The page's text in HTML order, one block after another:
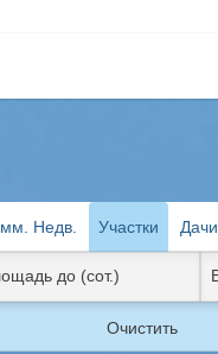
Недв. Участки Дачи
Очистить